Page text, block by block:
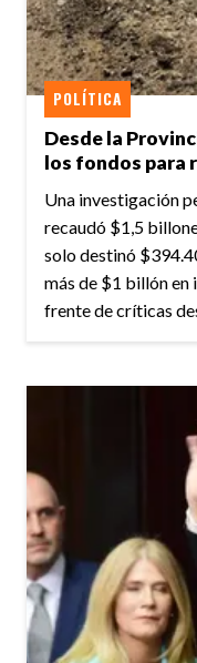
Desde la
los fondos para
POLÍTICA
Una investigación
recaudó $1,5
solo destinó
más de $1 billón en
frente de críticas